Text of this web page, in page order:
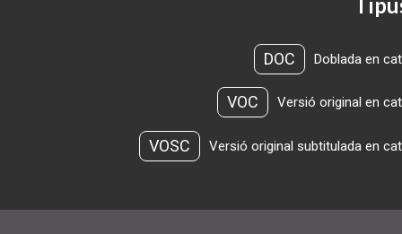
DOC Doblada en
VOC Versió original en
VOSC Versió original subtitulada en